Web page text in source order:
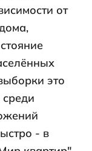
от
это
- в